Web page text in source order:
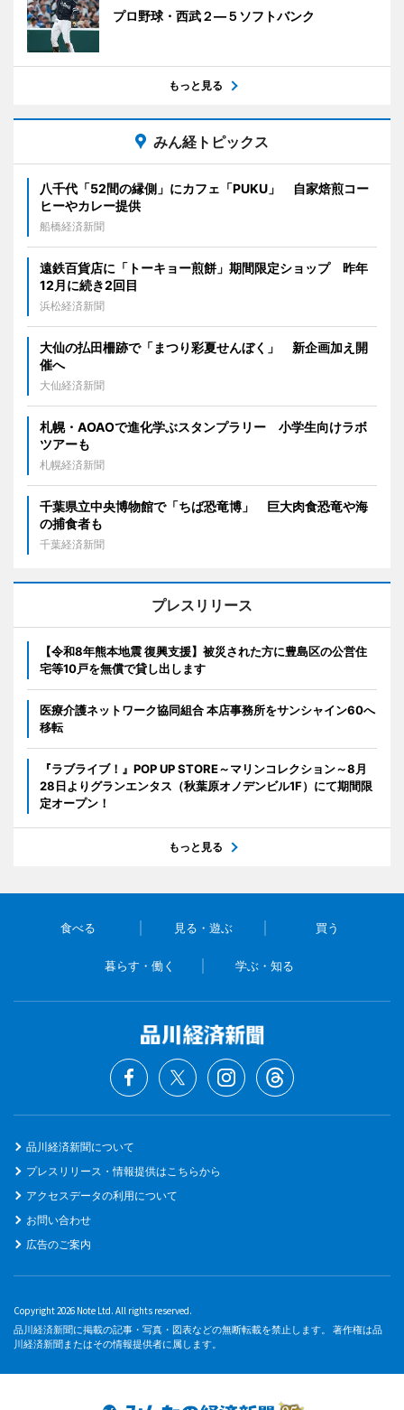
プロ野球・西武２―５ソフトバンク
もっと見る
みん経トピックス
八千代「52間の縁側」にカフェ「PUKU」 自家焙煎コー
ヒーやカレー提供
船橋経済新聞
遠鉄百貨店に「トーキョー煎餅」期間限定ショップ 昨年
12月に続き2回目
浜松経済新聞
大仙の払田柵跡で「まつり彩夏せんぼく」 新企画加え開
催へ
大仙経済新聞
札幌・AOAOで進化学ぶスタンプラリー 小学生向けラボ
ツアーも
札幌経済新聞
千葉県立中央博物館で「ちば恐竜博」 巨大肉食恐竜や海
の捕食者も
千葉経済新聞
プレスリリース
【令和8年熊本地震 復興支援】被災された方に豊島区の公営住
宅等10戸を無償で貸し出します
医療介護ネットワーク協同組合 本店事務所をサンシャイン60へ
移転
『ラブライブ！』POP UP STORE～マリンコレクション～8月
28日よりグランエンタス（秋葉原オノデンビル1F）にて期間限
定オープン！
もっと見る
食べる 見る・遊ぶ 買う
暮らす・働く 学ぶ・知る
品川経済新聞について
プレスリリース・情報提供はこちらから
アクセスデータの利用について
お問い合わせ
広告のご案内
Copyright 2026 Note Ltd. All rights reserved.
品川経済新聞に掲載の記事・写真・図表などの無断転載を禁止します。 著作権は品
川経済新聞またはその情報提供者に属します。